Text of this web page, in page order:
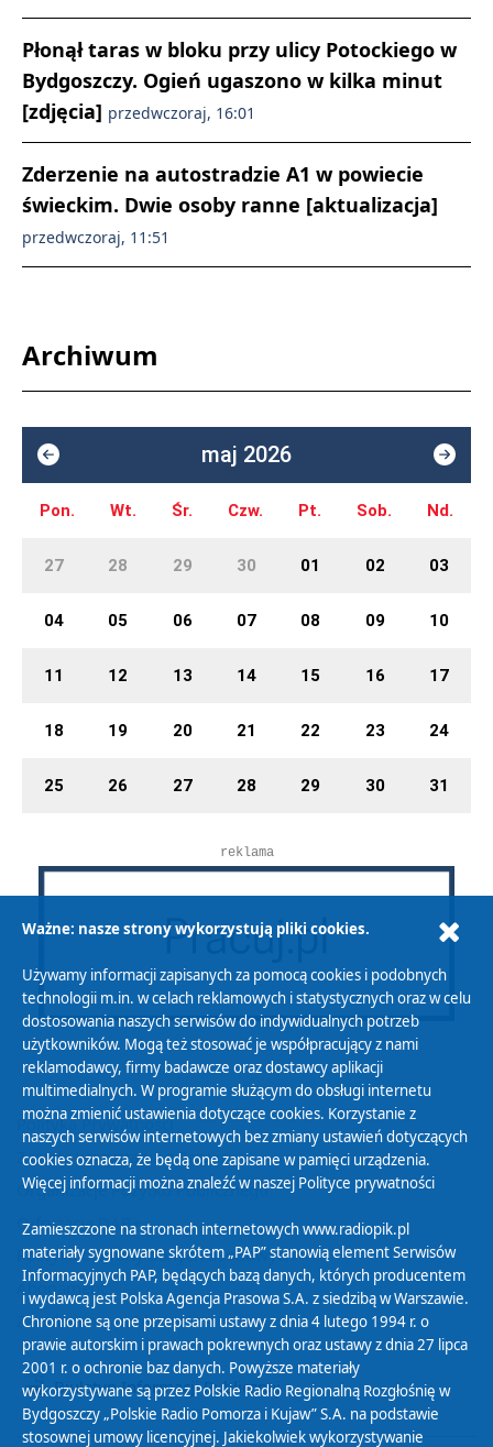
Płonął taras w bloku przy ulicy Potockiego w
Bydgoszczy. Ogień ugaszono w kilka minut
[zdjęcia] przedwczoraj, 16:01
Zderzenie na autostradzie A1 w powiecie
świeckim. Dwie osoby ranne [aktualizacja]
przedwczoraj, 11:51
Archiwum
maj 2026
Pon. Wt. Śr. Czw. Pt. Sob. Nd.
27 28 29 30 01 02 03
04 05 06 07 08 09 10
11 12 13 14 15 16 17
18 19 20 21 22 23 24
25 26 27 28 29 30 31
reklama
Polityka Prywatności
Zasady korzystania z Serwisu
Organizacje Pożytku Publicznego
Cyfryzacja DAB+
Polityka ochrony danych osobowych
Abonament
Zamówienia publiczne
Biuletyn Informacji Publicznej
Ważne: nasze strony wykorzystują pliki cookies.
Używamy informacji zapisanych za pomocą cookies i podobnych
technologii m.in. w celach reklamowych i statystycznych oraz w celu
dostosowania naszych serwisów do indywidualnych potrzeb
użytkowników. Mogą też stosować je współpracujący z nami
reklamodawcy, firmy badawcze oraz dostawcy aplikacji
multimedialnych. W programie służącym do obsługi internetu
można zmienić ustawienia dotyczące cookies. Korzystanie z
naszych serwisów internetowych bez zmiany ustawień dotyczących
cookies oznacza, że będą one zapisane w pamięci urządzenia.
Więcej informacji można znaleźć w naszej Polityce prywatności
Zamieszczone na stronach internetowych www.radiopik.pl
materiały sygnowane skrótem „PAP” stanowią element Serwisów
Informacyjnych PAP, będących bazą danych, których producentem
i wydawcą jest Polska Agencja Prasowa S.A. z siedzibą w Warszawie.
Chronione są one przepisami ustawy z dnia 4 lutego 1994 r. o
prawie autorskim i prawach pokrewnych oraz ustawy z dnia 27 lipca
2001 r. o ochronie baz danych. Powyższe materiały
wykorzystywane są przez Polskie Radio Regionalną Rozgłośnię w
Bydgoszczy „Polskie Radio Pomorza i Kujaw” S.A. na podstawie
stosownej umowy licencyjnej. Jakiekolwiek wykorzystywanie